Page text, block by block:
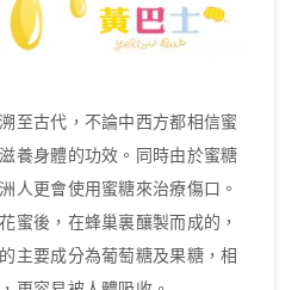
至古代，不論中西方都相信蜜
養身體的功效。同時由於蜜糖
人更會使用蜜糖來治療傷口。
蜜後，在蜂巢裏釀製而成的，
主要成分為葡萄糖及果糖，相